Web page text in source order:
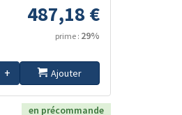
487,18 €
prime : 29%
+ Ajouter
en précommande